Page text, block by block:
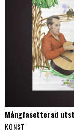
Mångfasetterad
KONST